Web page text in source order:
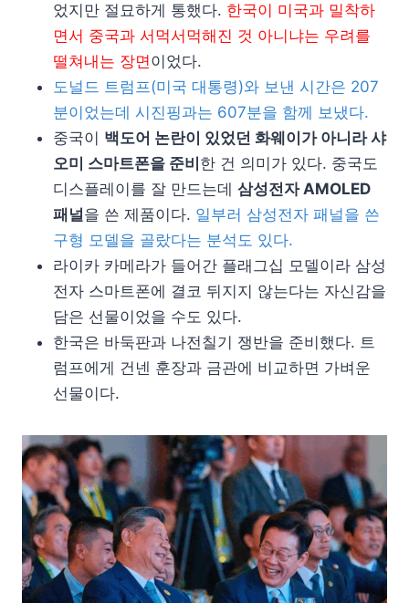
었지만 절묘하게 통했다. 한국이 미국과 밀착하
면서 중국과 서먹서먹해진 것 아니냐는 우려를
떨쳐내는 장면이었다.
도널드 트럼프(미국 대통령)와 보낸 시간은 207
분이었는데 시진핑과는 607분을 함께 보냈다.
중국이 백도어 논란이 있었던 화웨이가 아니라 샤
오미 스마트폰을 준비한 건 의미가 있다. 중국도
디스플레이를 잘 만드는데 삼성전자 AMOLED
패널을 쓴 제품이다. 일부러 삼성전자 패널을 쓴
구형 모델을 골랐다는 분석도 있다.
라이카 카메라가 들어간 플래그십 모델이라 삼성
전자 스마트폰에 결코 뒤지지 않는다는 자신감을
담은 선물이었을 수도 있다.
한국은 바둑판과 나전칠기 쟁반을 준비했다. 트
럼프에게 건넨 훈장과 금관에 비교하면 가벼운
선물이다.